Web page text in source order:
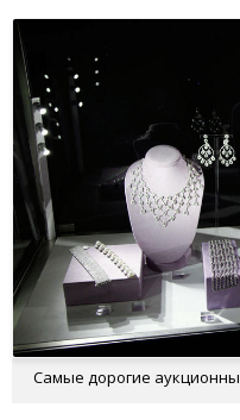
Самые дорогие